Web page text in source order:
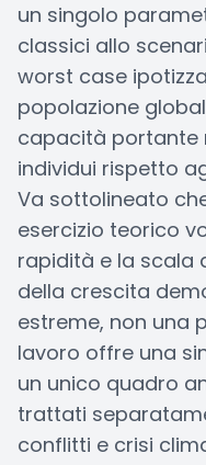
un singolo
classici allo
worst case
popolazione
capacità portante
individui rispetto
Va sottolineato
esercizio teorico
rapidità e la scala
della crescita
estreme, non una
lavoro offre una
un unico quadro
trattati
conflitti e crisi